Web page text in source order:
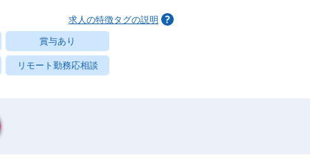
求人の特徴タグの説明
賞与あり
リモート勤務応相談